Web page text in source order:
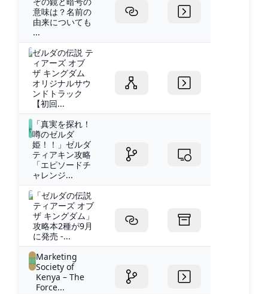
意味は？名前の
由来についても
...
ゼルダの伝説 テ
ィアーズ オブ
ザ キングダム
オリジナルサウ
ンドトラック
【初回...
「真実を探れ！
噂のゼルダ
姫！！」ゼルダ
ティアキン攻略
「エピソードチ
ャレンジ...
「ゼルダの伝説
ティアーズ オブ
ザ キングダム」
攻略本2種が9月
に発売 -...
Marketing
Society of
Kenya – The
Force...